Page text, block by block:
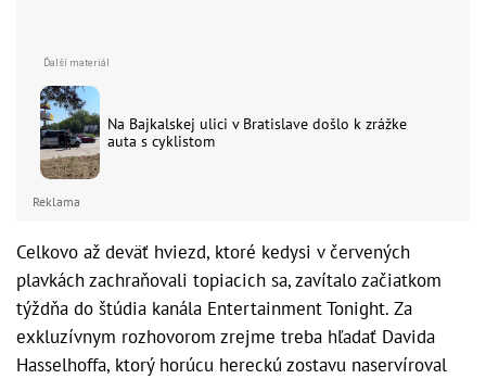
Na Bajkalskej ulici v Bratislave došlo k zrážke
auta s cyklistom
Reklama
Celkovo až deväť hviezd, ktoré kedysi v červených
plavkách zachraňovali topiacich sa, zavítalo začiatkom
týždňa do štúdia kanála Entertainment Tonight. Za
exkluzívnym rozhovorom zrejme treba hľadať Davida
Hasselhoffa, ktorý horúcu hereckú zostavu naservíroval